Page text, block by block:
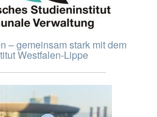
– gemeinsam stark mit dem
Westfalen-Lippe